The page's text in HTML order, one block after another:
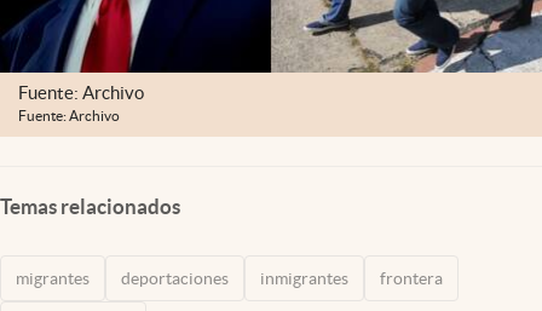
Fuente: Archivo
Fuente: Archivo
Temas relacionados
migrantes deportaciones inmigrantes frontera